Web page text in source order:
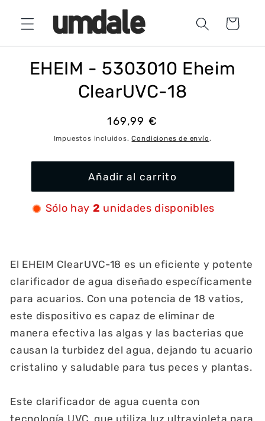
directamente
al contenido
Carrito
información
EHEIM - 5303010 Eheim
ClearUVC-18
Precio
habitual
169,99 €
Impuestos incluidos.Condiciones de envío.
Añadir al carrito
Sólo hay 2 unidades disponibles
El EHEIM ClearUVC-18 es un eficiente y potente
clarificador de agua diseñado específicamente
para acuarios. Con una potencia de 18 vatios,
este dispositivo es capaz de eliminar de
manera efectiva las algas y las bacterias que
causan la turbidez del agua, dejando tu acuario
cristalino y saludable para tus peces y plantas.
Este clarificador de agua cuenta con